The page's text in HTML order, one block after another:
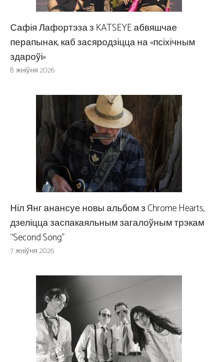
Сафія Лафортэза з KATSEYE абвяшчае
перапынак, каб засяродзіцца на «псіхічным
здароўі»
8 жніўня 2026
Ніл Янг анансуе новы альбом з Chrome Hearts,
дзеліцца заспакаяльным загалоўным трэкам
“Second Song”
7 жніўня 2026